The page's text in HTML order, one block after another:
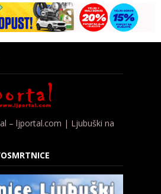
– ljportal.com | Ljubuški na